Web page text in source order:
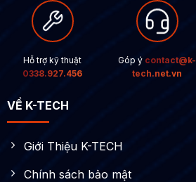
Hỗ trợ kỹ thuật
0338.927.456
Góp ý contact@k-
tech.net.vn
VỀ K-TECH
Giới Thiệu K-TECH
Chính sách bảo mật